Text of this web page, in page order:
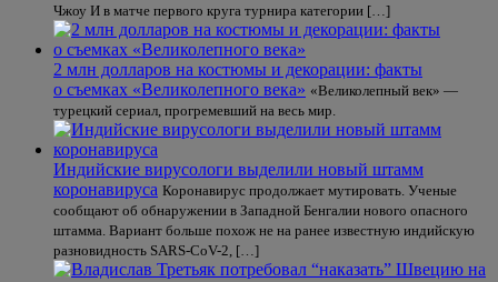
Чжоу И в матче первого круга турнира категории […]
2 млн долларов на костюмы и декорации: факты
о съемках «Великолепного века» «Великолепный век» —
турецкий сериал, прогремевший на весь мир.
Индийские вирусологи выделили новый штамм
коронавируса Коронавирус продолжает мутировать. Ученые
сообщают об обнаружении в Западной Бенгалии нового опасного
штамма. Вариант больше похож не на ранее известную индийскую
разновидность SARS-CoV-2, […]